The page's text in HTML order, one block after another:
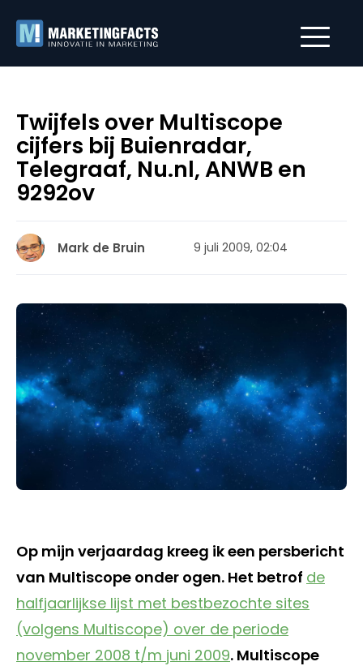
Twijfels over Multiscope
cijfers bij Buienradar,
Telegraaf, Nu.nl, ANWB en
9292ov
Mark de Bruin 9 juli 2009, 02:04
Op mijn verjaardag kreeg ik een persbericht
van Multiscope onder ogen. Het betrof de
halfjaarlijkse lijst met bestbezochte sites
(volgens Multiscope) over de periode
november 2008 t/m juni 2009. Multiscope